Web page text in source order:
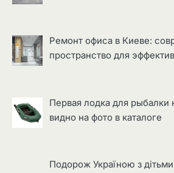
Ремонт офиса в Киеве:
пространство для
Первая лодка для рыбалки
видно на фото в каталоге
Подорож Україною з